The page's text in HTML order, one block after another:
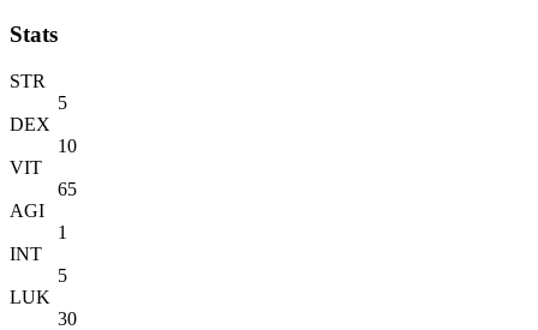
Stats
STR
5
DEX
10
VIT
65
AGI
1
INT
5
LUK
30